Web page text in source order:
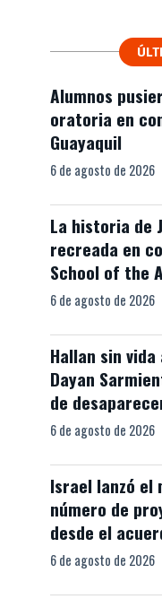
Alumnos
oratoria en
Guayaquil
6 de agosto de 2026
La historia de
recreada en
School of the
6 de agosto de 2026
Hallan sin
Dayan
de
6 de agosto de 2026
Israel lanzó el
número de
desde el
6 de agosto de 2026